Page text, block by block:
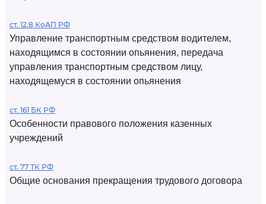
ст. 12.8 КоАП РФ
Управление транспортным средством водителем,
находящимся в состоянии опьянения, передача
управления транспортным средством лицу,
находящемуся в состоянии опьянения
ст. 161 БК РФ
Особенности правового положения казенных
учреждений
ст. 77 ТК РФ
Общие основания прекращения трудового договора